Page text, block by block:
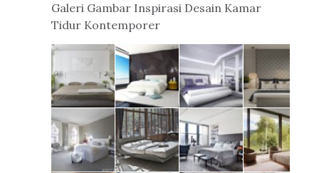
Galeri Gambar Inspirasi Desain Kamar
Tidur Kontemporer